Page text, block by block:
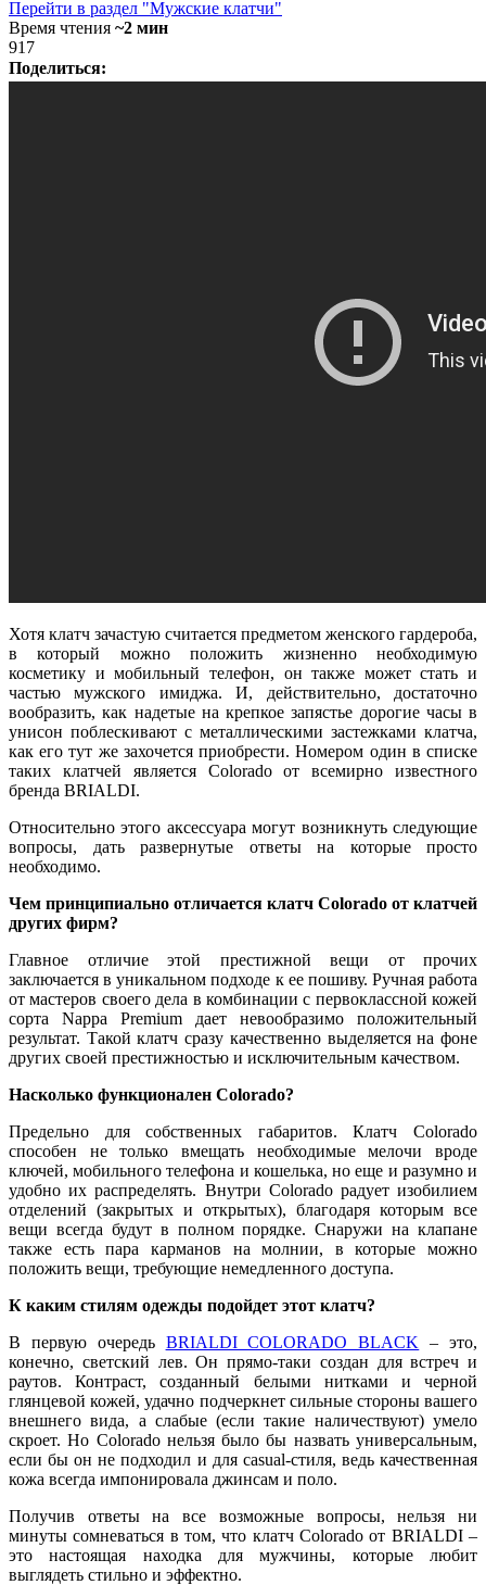
Перейти в раздел "Мужские клатчи"
Время чтения ~2 мин
917
Поделиться:
Хотя клатч зачастую считается предметом женского гардероба,
в который можно положить жизненно необходимую
косметику и мобильный телефон, он также может стать и
частью мужского имиджа. И, действительно, достаточно
вообразить, как надетые на крепкое запястье дорогие часы в
унисон поблескивают с металлическими застежками клатча,
как его тут же захочется приобрести. Номером один в списке
таких клатчей является Colorado от всемирно известного
бренда BRIALDI.
Относительно этого аксессуара могут возникнуть следующие
вопросы, дать развернутые ответы на которые просто
необходимо.
Чем принципиально отличается клатч Colorado от клатчей
других фирм?
Главное отличие этой престижной вещи от прочих
заключается в уникальном подходе к ее пошиву. Ручная работа
от мастеров своего дела в комбинации с первоклассной кожей
сорта Nappa Premium дает невообразимо положительный
результат. Такой клатч сразу качественно выделяется на фоне
других своей престижностью и исключительным качеством.
Насколько функционален Colorado?
Предельно для собственных габаритов. Клатч Colorado
способен не только вмещать необходимые мелочи вроде
ключей, мобильного телефона и кошелька, но еще и разумно и
удобно их распределять. Внутри Colorado радует изобилием
отделений (закрытых и открытых), благодаря которым все
вещи всегда будут в полном порядке. Снаружи на клапане
также есть пара карманов на молнии, в которые можно
положить вещи, требующие немедленного доступа.
К каким стилям одежды подойдет этот клатч?
В первую очередь BRIALDI COLORADO BLACK – это,
конечно, светский лев. Он прямо-таки создан для встреч и
раутов. Контраст, созданный белыми нитками и черной
глянцевой кожей, удачно подчеркнет сильные стороны вашего
внешнего вида, а слабые (если такие наличествуют) умело
скроет. Но Colorado нельзя было бы назвать универсальным,
если бы он не подходил и для casual-стиля, ведь качественная
кожа всегда импонировала джинсам и поло.
Получив ответы на все возможные вопросы, нельзя ни
минуты сомневаться в том, что клатч Colorado от BRIALDI –
это настоящая находка для мужчины, которые любит
выглядеть стильно и эффектно.